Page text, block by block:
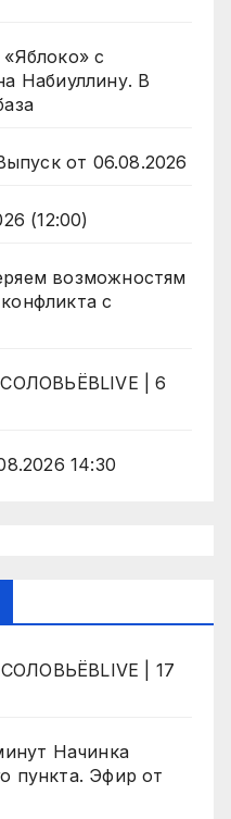
с
Набиуллину. В
от 06.08.2026
(12:00)
возможностям
с
| 6
14:30
| 17
Начинка
пункта. Эфир от